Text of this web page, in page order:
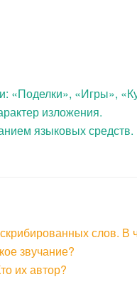
«Поделки», «Игры»,
изложения.
языковых средств.
слов. В
звучание?
их автор?